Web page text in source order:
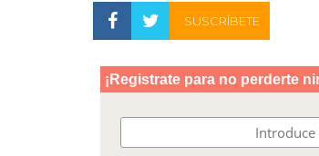
SUSCRÍBETE